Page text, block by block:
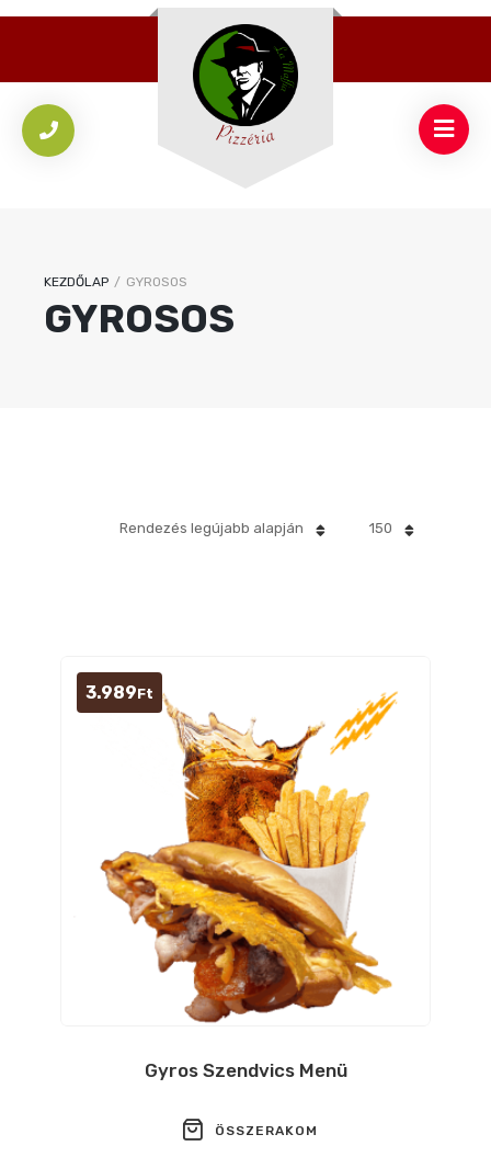
KEZDŐLAP / GYROSOS
GYROSOS
150
Rendezés legújabb alapján
Gyros Szendvics Menü
3.989Ft
ÖSSZERAKOM